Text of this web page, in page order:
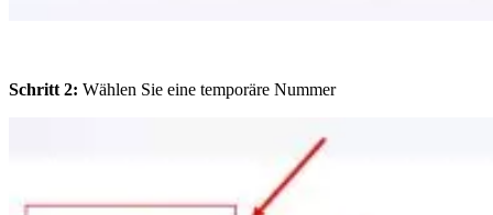
Schritt 2: Wählen Sie eine temporäre Nummer